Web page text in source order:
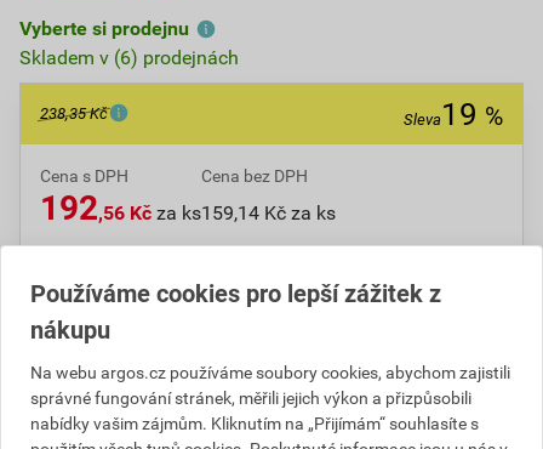
Vyberte si prodejnu
Skladem v (6) prodejnách
238,35 Kč Sleva 19 %
Cena s DPH
192,56 Kč za ks
Cena bez DPH
159,14 Kč za ks
Do košíku
(159,14Kčbez DPH).
Ušetříte45,79Kčs DPH.
Používáme cookies pro lepší zážitek z
nákupu
Na webu argos.cz používáme soubory cookies, abychom zajistili
správné fungování stránek, měřili jejich výkon a přizpůsobili
nabídky vašim zájmům. Kliknutím na „Přijímám“ souhlasíte s